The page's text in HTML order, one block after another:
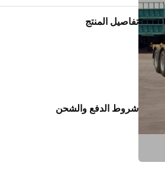
تفاصيل المنتج
شروط الدفع والشحن